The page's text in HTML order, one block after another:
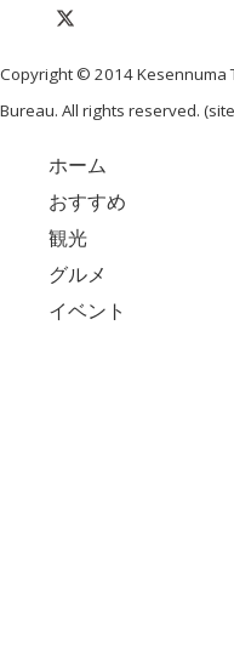
Copyright © 2014 Kesennuma
Bureau. All rights reserved. (
ホーム
おすすめ
観光
グルメ
イベント